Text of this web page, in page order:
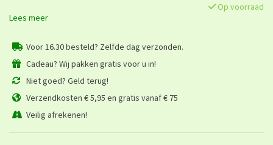
Op voorraad
Lees meer
Voor 16.30 besteld? Zelfde dag verzonden.
Cadeau? Wij pakken gratis voor u in!
Niet goed? Geld terug!
Verzendkosten € 5,95 en gratis vanaf € 75
Veilig afrekenen!